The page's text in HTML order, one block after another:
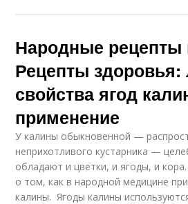
Народные рецепты
Рецепты
свойства ягод
применение
У калины обыкновенной —
неприхотливого кустарника —
обладают и цветки, и ягоды, и
о том, как в народной медицине
калины. Ягоды калины